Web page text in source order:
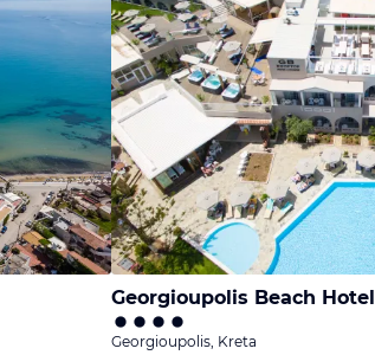
Georgioupolis Beach Hotel
Georgioupolis, Kreta